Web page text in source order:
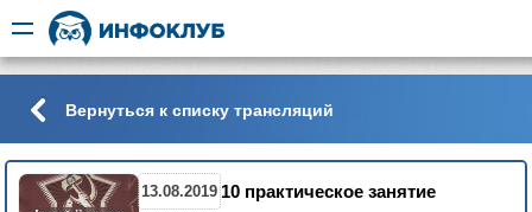
Вернуться к списку трансляций
13.08.2019 10 практическое занятие